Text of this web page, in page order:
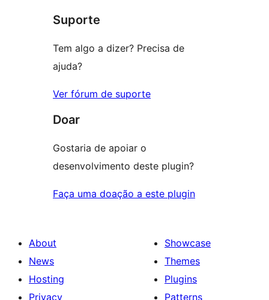
Suporte
Tem algo a dizer? Precisa de
ajuda?
Ver fórum de suporte
Doar
Gostaria de apoiar o
desenvolvimento deste plugin?
Faça uma doação a este plugin
About
News
Hosting
Privacy
Showcase
Themes
Plugins
Patterns